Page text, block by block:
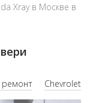
Xray в Москве в
ремонт Chevrolet